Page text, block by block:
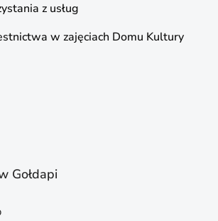
z usług
w zajęciach Domu Kultury
Gołdapi